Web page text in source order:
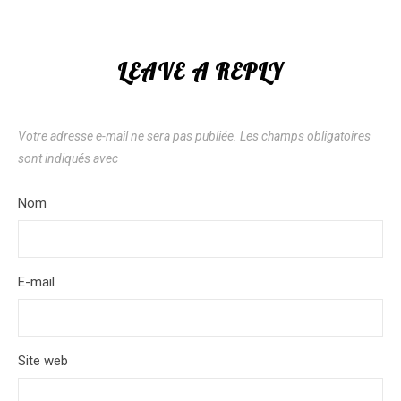
LEAVE A REPLY
Votre adresse e-mail ne sera pas publiée. Les champs obligatoires
sont indiqués avec
Nom
E-mail
Site web